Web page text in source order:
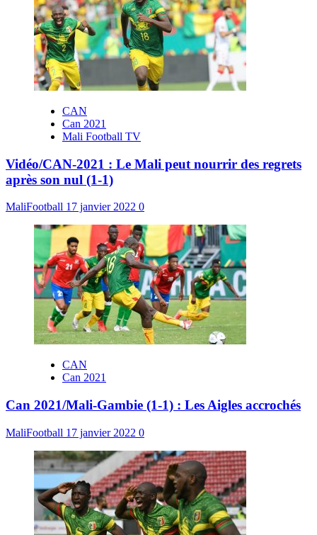
CAN
Can 2021
Mali Football TV
Vidéo/CAN-2021 : Le Mali peut nourrir des regrets
après son nul (1-1)
MaliFootball 17 janvier 2022 0
CAN
Can 2021
Can 2021/Mali-Gambie (1-1) : Les Aigles accrochés
MaliFootball 17 janvier 2022 0